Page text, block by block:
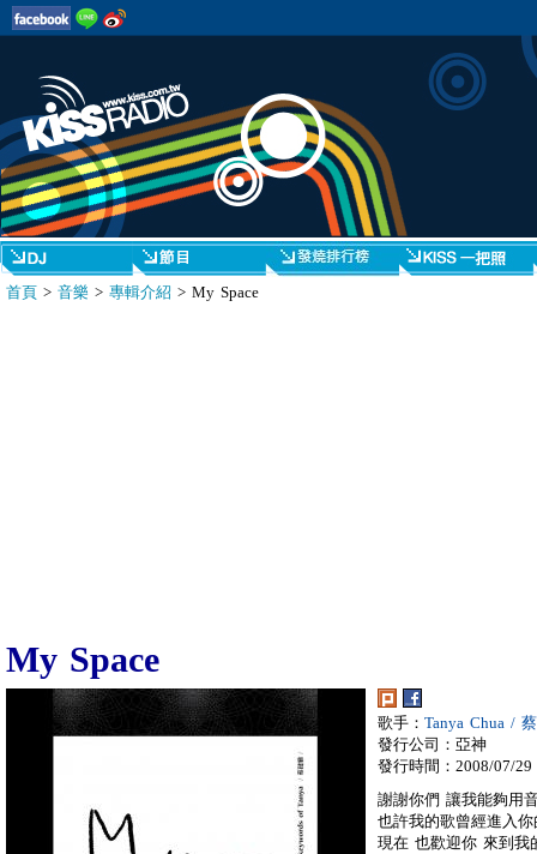
首頁 > 音樂 > 專輯介紹 > My Space
My Space
歌手： Tanya Chua /
發行公司：亞神
發行時間：2008/07/29
謝謝你們 讓我能夠用
也許我的歌曾經進入你
現在 也歡迎你 來到我